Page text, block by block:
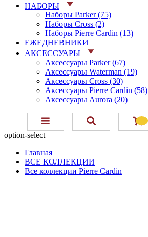
НАБОРЫ
Наборы Parker (75)
Наборы Cross (2)
Наборы Pierre Cardin (13)
ЕЖЕДНЕВНИКИ
АКСЕССУАРЫ
Аксессуары Parker (67)
Аксессуары Waterman (19)
Аксессуары Cross (30)
Аксессуары Pierre Cardin (58)
Аксессуары Aurora (20)
option-select
Главная
ВСЕ КОЛЛЕКЦИИ
Все коллекции Pierre Cardin